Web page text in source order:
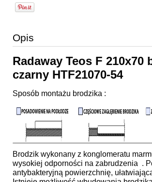
Opis
Radaway Teos F 210x70
czarny HTF21070-54
Sposób montażu brodzika :
Brodzik wykonany z konglomeratu
wysokiej odporności na zabrudzenia .
antybakteryjną powierzchnię,